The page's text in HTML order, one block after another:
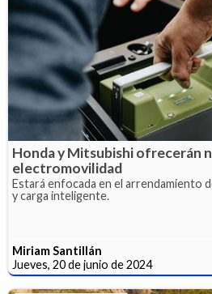
Honda y Mitsubishi ofrecerán
electromovilidad
Estará enfocada en el arrendamiento
y carga inteligente.
Miriam Santillán
Jueves, 20 de junio de 2024